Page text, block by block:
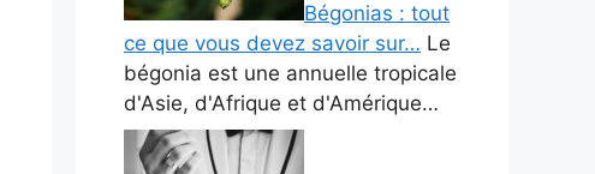
Bégonias : tout
ce que vous devez savoir sur… Le
bégonia est une annuelle tropicale
d'Asie, d'Afrique et d'Amérique…